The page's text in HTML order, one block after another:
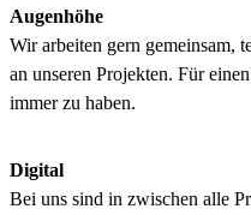
Augenhöhe
Wir arbeiten gern gemeinsam,
an unseren Projekten. Für
immer zu haben.
Digital
Bei uns sind in zwischen alle